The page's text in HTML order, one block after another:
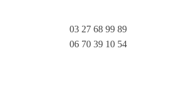
03 27 68 99 89
06 70 39 10 54